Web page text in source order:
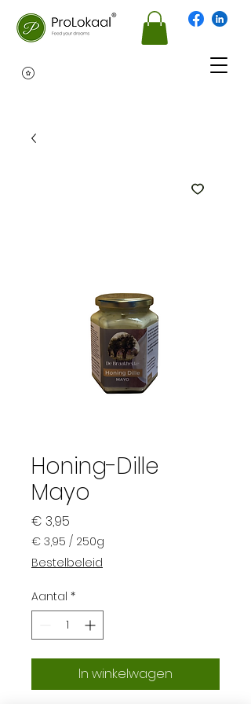
Honing-Dille
Mayo
€ 3,95
€ 3,95 / 250g
€ 3,95
per
Gram
Bestelbeleid
Aantal *
In winkelwagen